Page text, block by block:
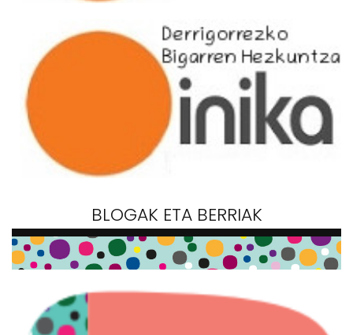
BLOGAK ETA BERRIAK